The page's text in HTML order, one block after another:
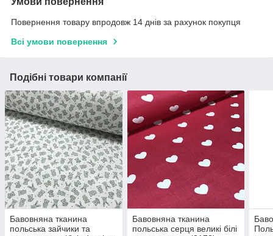
Повернення товару впродовж 14 днів за рахунок покупця
Всі умови повернення
Подібні товари компанії
Бавовняна тканина
польська зайчики та
Бавовняна тканина
польська серця великі білі